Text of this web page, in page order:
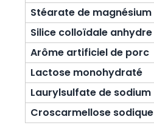
Stéarate de magnésium
Silice colloïdale anhydre
Arôme artificiel de porc
Lactose monohydraté
Laurylsulfate de sodium
Croscarmellose sodique